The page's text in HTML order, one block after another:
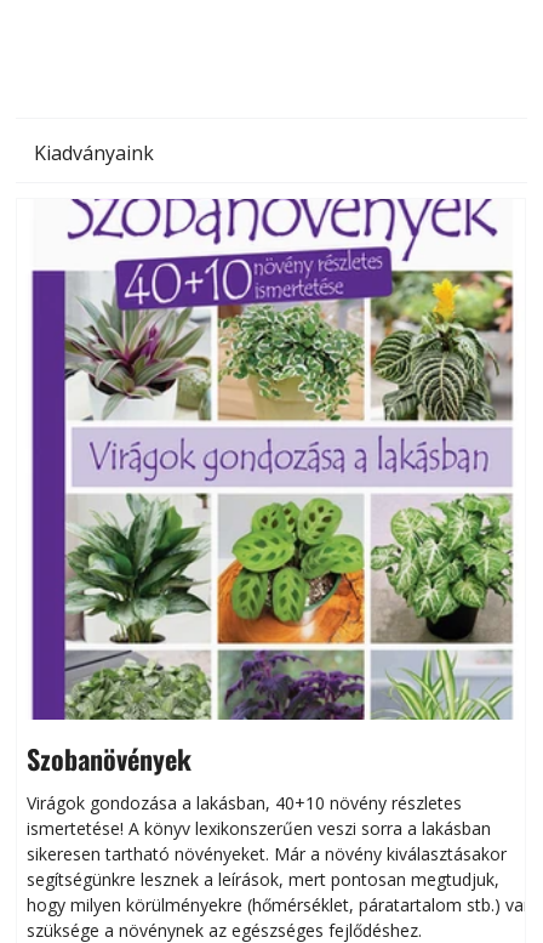
Kiadványaink
Szobanövények
Virágok gondozása a lakásban, 40+10 növény részletes
ismertetése! A könyv lexikonszerűen veszi sorra a lakásban
sikeresen tart­ha­tó növényeket. Már a növény kiválasztásakor
segítségünkre lesznek a leírások, mert pontosan megtudjuk,
hogy milyen körülményekre (hőmérséklet, páratartalom stb.) van
szüksége a növénynek az egészséges fejlődéshez.